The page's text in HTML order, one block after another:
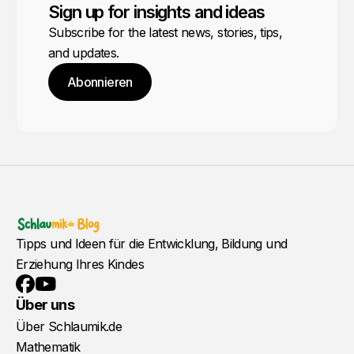
Sign up for insights and ideas
Subscribe for the latest news, stories, tips,
and updates.
Abonnieren
Tipps und Ideen für die Entwicklung, Bildung und
Erziehung Ihres Kindes
Facebook
YouTube
Über uns
Über Schlaumik.de
Mathematik